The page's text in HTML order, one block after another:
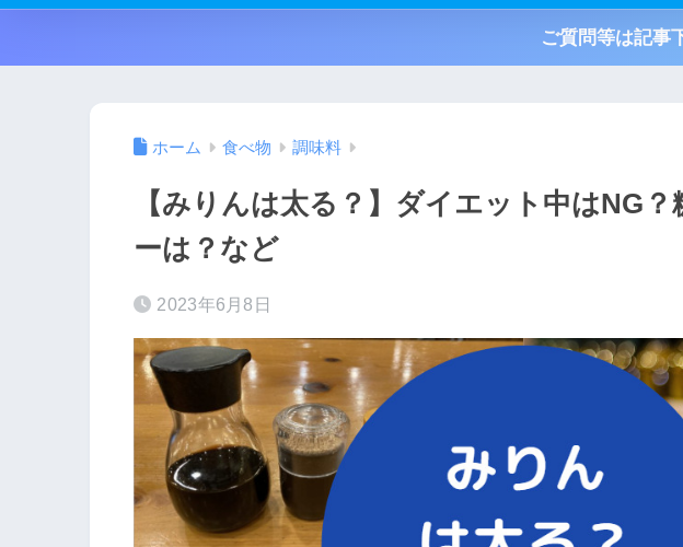
ご質問等は記事
ホーム 食べ物 調味料
【みりんは太る？】ダイエット中はNG？
ーは？など
2023年6月8日